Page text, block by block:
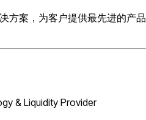
方案，为客户提供最先进的产品
& Liquidity Provider